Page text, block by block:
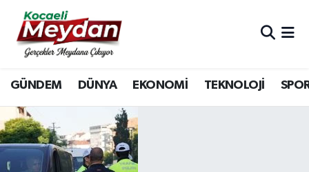
GÜNDEM DÜNYA EKONOMİ TEKNOLOJİ
Nöbetçi Eczaneler
Hava Durumu
Trafik Durumu
Süper Lig Puan Durumu ve Fikstür